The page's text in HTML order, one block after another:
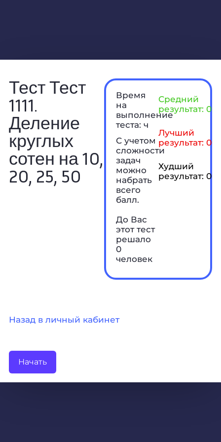
Тест Тест
1111.
Деление
круглых
сотен на 10,
20, 25, 50
Время
на
выполнение
теста: ч
С учетом
сложности
задач
можно
набрать
всего
балл.
До Вас
этот тест
решало
0
человек
Средний
результат: 0
Лучший
результат: 0
Худший
результат: 0
Назад в личный кабинет
Начать